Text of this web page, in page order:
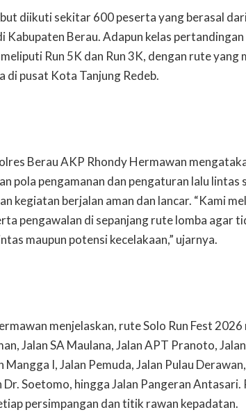
diikuti sekitar 600 peserta yang berasal
Kabupaten Berau. Adapun kelas
Run 5K dan Run 3K, dengan rute yang
di pusat Kota Tanjung Redeb.
Berau AKP Rhondy Hermawan
pola pengamanan dan pengaturan lalu lintas
kegiatan berjalan aman dan lancar. “Kami
pengawalan di sepanjang rute lomba agar
maupun potensi kecelakaan,” ujarnya.
menjelaskan, rute Solo Run Fest 2026
Jalan SA Maulana, Jalan APT Pranoto,
Mangga I, Jalan Pemuda, Jalan Pulau
Dr. Soetomo, hingga Jalan Pangeran
persimpangan dan titik rawan kepadatan.